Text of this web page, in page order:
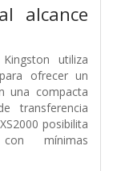
alcance
utiliza
para ofrecer un
una compacta
transferencia
posibilita
mínimas